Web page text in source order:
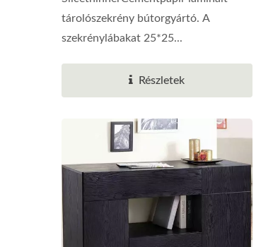
tárolószekrény bútorgyártó. A
szekrénylábakat 25*25...
Részletek